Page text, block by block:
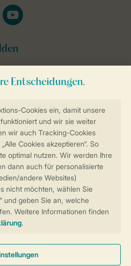
Privatsphäre
Online-Buchung
youtube